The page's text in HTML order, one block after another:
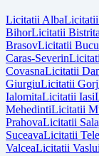
LicitatiiAlbaLicitatii
BihorLicitatii
BrasovLicitatii
Caras-Severin
CovasnaLicitatii
GiurgiuLicitatii Gorj
IalomitaLicitatii Iasi
MehedintiLicitatii
PrahovaLicitatii
SuceavaLicitatii
ValceaLicitatii